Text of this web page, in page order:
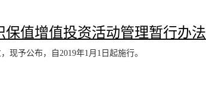
保值增值投资活动管理暂行办法
现予公布，自2019年1月1日起施行。